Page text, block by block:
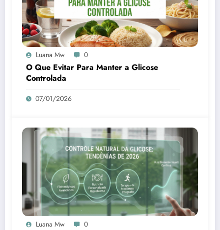
Luana Mw 0
O Que Evitar Para Manter a Glicose
Controlada
07/01/2026
Luana Mw 0